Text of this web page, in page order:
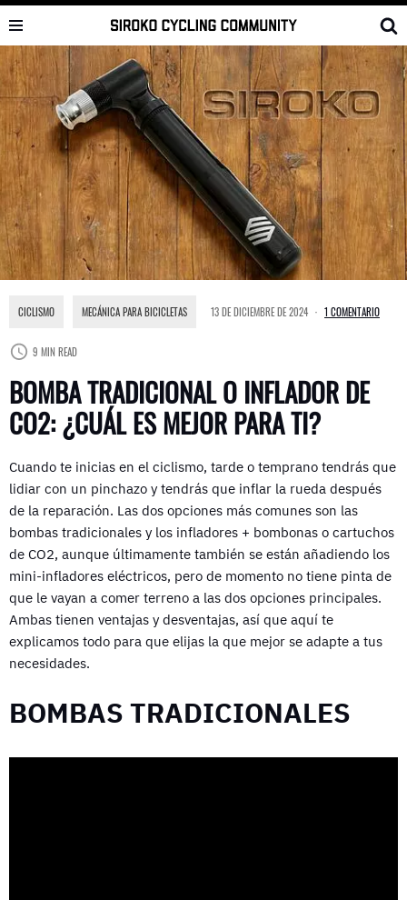
Saltar
al
contenido
BOMBA TRADICIONAL O INFLADOR DE
CO2: ¿CUÁL ES MEJOR PARA TI?
CICLISMO MECÁNICA PARA BICICLETAS 13 DE DICIEMBRE DE 2024 1 COMENTARIO
9 MIN READ
Cuando te inicias en el ciclismo, tarde o temprano tendrás que
lidiar con un pinchazo y tendrás que inflar la rueda después
de la reparación. Las dos opciones más comunes son las
bombas tradicionales y los infladores + bombonas o cartuchos
de CO2, aunque últimamente también se están añadiendo los
mini-infladores eléctricos, pero de momento no tiene pinta de
que le vayan a comer terreno a las dos opciones principales.
Ambas tienen ventajas y desventajas, así que aquí te
explicamos todo para que elijas la que mejor se adapte a tus
necesidades.
BOMBAS TRADICIONALES